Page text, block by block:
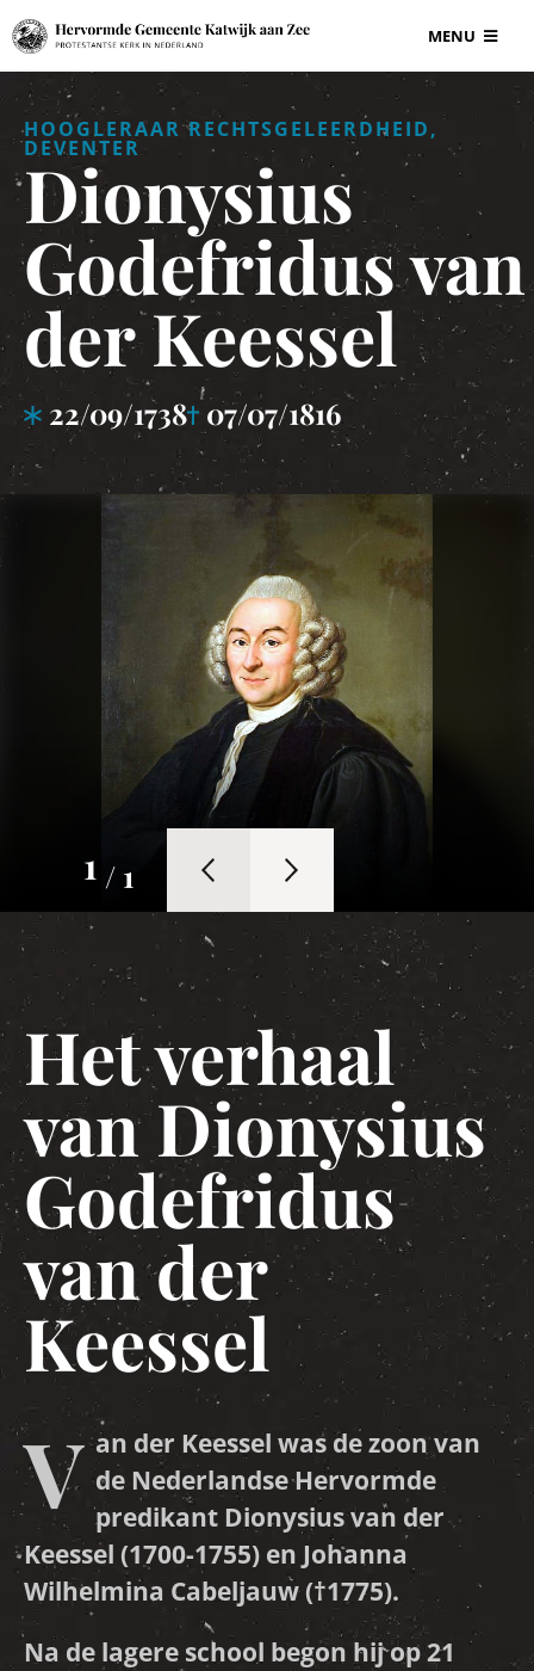
Ga
naar
inhoud
MENU
VOOR
GRAF EN
INFORMATIE
CONTACT
HOOGLERAAR RECHTSGELEERDHEID,
DEVENTER
Dionysius
Godefridus van
der Keessel
22/09/1738 07/07/1816
1 / 1
Het verhaal
van Dionysius
Godefridus
van der
Keessel
V an der Keessel was de zoon van
de Nederlandse Hervormde
predikant Dionysius van der
Keessel (1700-1755) en Johanna
Wilhelmina Cabeljauw (†1775).
Na de lagere school begon hij op 21